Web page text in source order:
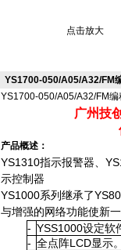
点击放大
YS1700-050/A05/A32/FM
YS1700-050/A05/A32/FM编
广州技
产品概述：
YS1310指示报警器、
示控制器
YS1000系列继承了
与增强的网络功能使新
- YSS1000设定软
- 全点阵LCD显示